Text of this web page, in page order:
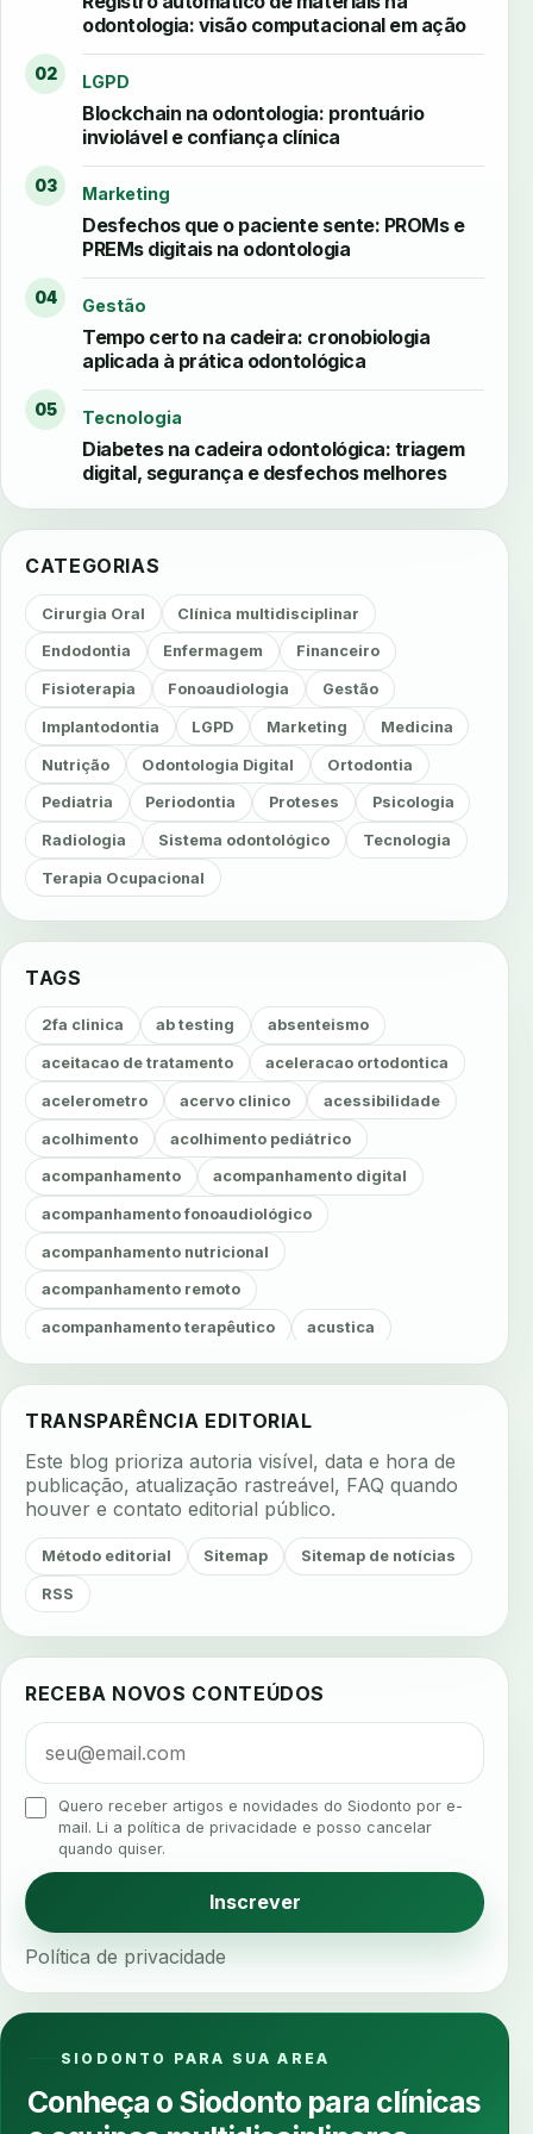
odontologia: visão computacional em ação
02 LGPD
Blockchain na odontologia: prontuário
inviolável e confiança clínica
03 Marketing
Desfechos que o paciente sente: PROMs e
PREMs digitais na odontologia
04 Gestão
Tempo certo na cadeira: cronobiologia
aplicada à prática odontológica
05 Tecnologia
Diabetes na cadeira odontológica: triagem
digital, segurança e desfechos melhores
CATEGORIAS
Cirurgia Oral Clínica multidisciplinar
Endodontia Enfermagem Financeiro
Fisioterapia Fonoaudiologia Gestão
Implantodontia LGPD Marketing Medicina
Nutrição Odontologia Digital Ortodontia
Pediatria Periodontia Proteses Psicologia
Radiologia Sistema odontológico Tecnologia
Terapia Ocupacional
TAGS
2fa clinica ab testing absenteismo
aceitacao de tratamento aceleracao ortodontica
acelerometro acervo clinico acessibilidade
acolhimento acolhimento pediátrico
acompanhamento acompanhamento digital
acompanhamento fonoaudiológico
acompanhamento nutricional
acompanhamento remoto
acompanhamento terapêutico acustica
acustica clinica adesao adesao ao tratamento
aerossois agenda agenda clinica
agenda inteligente agenda odontologica
agendamento agendamento digital
agendamento inteligente
algometria alinhadores alta digital
alta rotacao
analgesia analgesia digital analise 3d
analise elementos finitos analise facial
analise funcional
anamnese digital
anamnese estruturada anamnese nutricional
ancoragem anestesia
ansiedade odontologica antes e depois
TRANSPARÊNCIA EDITORIAL
Este blog prioriza autoria visível, data e hora de
publicação, atualização rastreável, FAQ quando
houver e contato editorial público.
Método editorial Sitemap Sitemap de notícias
RSS
RECEBA NOVOS CONTEÚDOS
Quero receber artigos e novidades do Siodonto por e-
mail. Li a política de privacidade e posso cancelar
quando quiser.
Inscrever
Política de privacidade
SIODONTO PARA SUA AREA
Conheça o Siodonto para clínicas